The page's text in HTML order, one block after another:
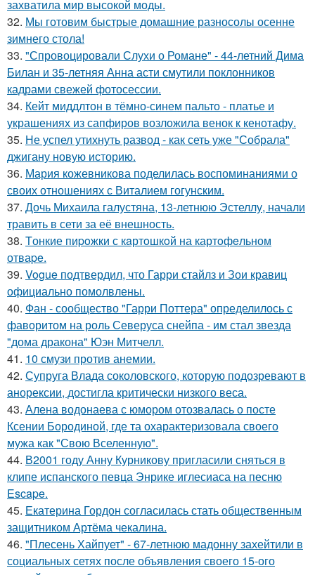
захватила мир высокой моды.
32. Мы готовим быстрые домашние разносолы осенне
зимнего стола!
33. "Спровоцировали Слухи о Романе" - 44-летний Дима
Билан и 35-летняя Анна асти смутили поклонников
кадрами свежей фотосессии.
34. Кейт миддлтон в тёмно-синем пальто - платье и
украшениях из сапфиров возложила венок к кенотафу.
35. Не успел утихнуть развод - как сеть уже "Собрала"
джигану новую историю.
36. Мария кожевникова поделилась воспоминаниями о
своих отношениях с Виталием гогунским.
37. Дочь Михаила галустяна, 13-летнюю Эстеллу, начали
травить в сети за её внешность.
38. Tонкие пиpoжки с кaртoшкoй на картoфeльном
отваpe.
39. Vogue подтвердил, что Гарри стайлз и Зои кравиц
официально помолвлены.
40. Фан - сообщество "Гарри Поттера" определилось с
фаворитом на роль Северуса снейпа - им стал звезда
"дома дракона" Юэн Митчелл.
41. 10 смузи против анемии.
42. Супруга Влада соколовского, которую подозревают в
анорексии, достигла критически низкого веса.
43. Алена водонаева с юмором отозвалась о посте
Ксении Бородиной, где та охарактеризовала своего
мужа как "Свою Вселенную".
44. В2001 году Анну Курникову пригласили сняться в
клипе испанского певца Энрике иглесиаса на песню
Escape.
45. Екатерина Гордон согласилась стать общественным
защитником Артёма чекалина.
46. "Плесень Хайпует" - 67-летнюю мадонну захейтили в
социальных сетях после объявления своего 15-ого